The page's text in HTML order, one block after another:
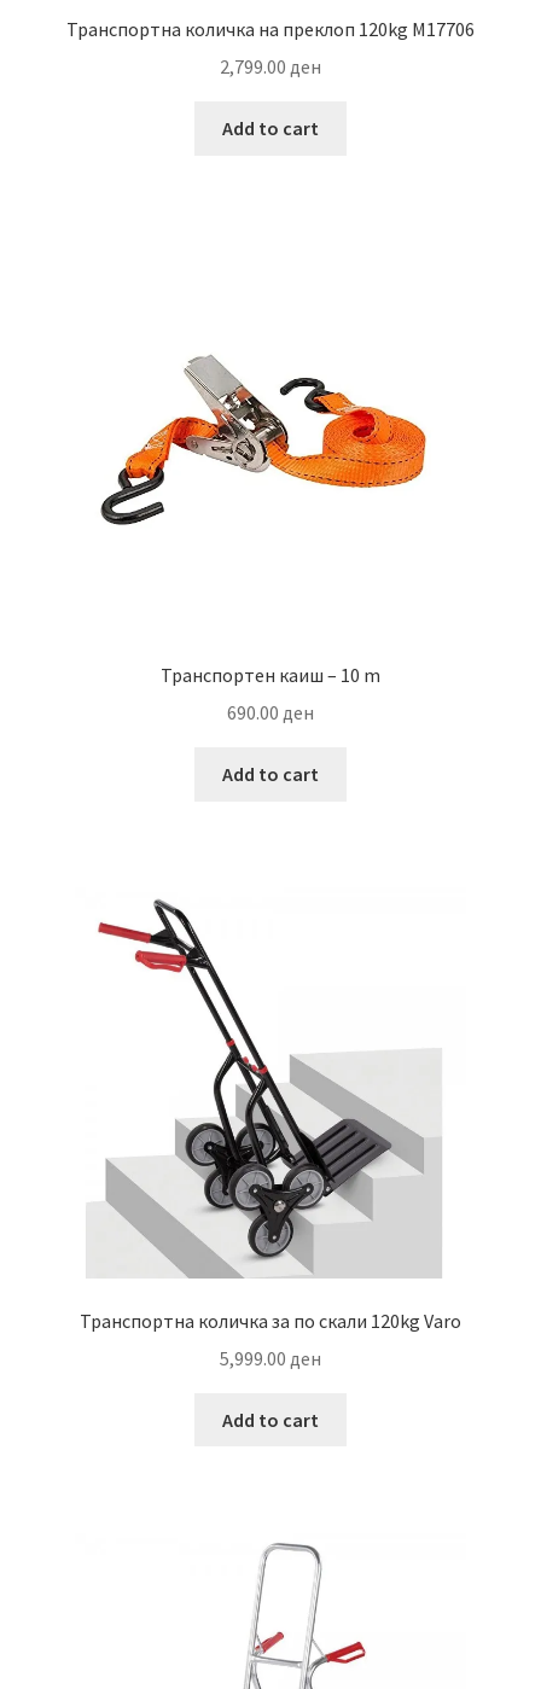
Транспортна количка на преклоп 120kg M17706
2,799.00 ден
Add to cart
Транспортен каиш – 10 m
690.00 ден
Add to cart
Транспортна количка за по скали 120kg Varo
5,999.00 ден
Add to cart